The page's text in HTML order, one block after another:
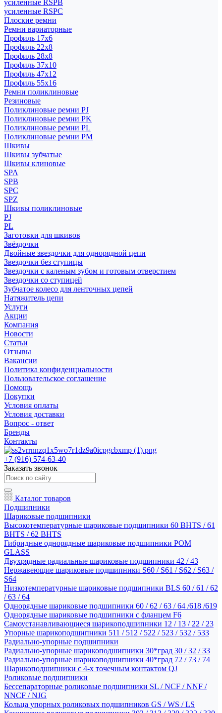
усиленные RSPB
усиленные RSPC
Плоские ремни
Ремни вариаторные
Профиль 17x6
Профиль 22x8
Профиль 28x8
Профиль 37x10
Профиль 47x12
Профиль 55x16
Ремни поликлиновые
Резиновые
Поликлиновые ремни PJ
Поликлиновые ремни PK
Поликлиновые ремни PL
Поликлиновые ремни PM
Шкивы
Шкивы зубчатые
Шкивы клиновые
SPA
SPB
SPC
SPZ
Шкивы поликлиновые
PJ
PL
Заготовки для шкивов
Звёздочки
Двойные звездочки для однорядной цепи
Звездочки без ступицы
Звездочки с каленым зубом и готовым отверстием
Звездочки со ступицей
Зубчатое колесо для ленточных цепей
Натяжитель цепи
Услуги
Акции
Компания
Новости
Статьи
Отзывы
Вакансии
Политика конфиденциальности
Пользовательское соглашение
Помощь
Покупки
Условия оплаты
Условия доставки
Вопрос - ответ
Бренды
Контакты
+7 (916) 574-63-40
Заказать звонок
Каталог товаров
Подшипники
Шариковые подшипники
Высокотемпературные шариковые подшипники 60 BHTS / 61
BHTS / 62 BHTS
Гибридные однорядные шариковые подшипники POM
GLASS
Двухрядные радиальные шариковые подшипники 42 / 43
Нержавеющие шариковые подшипники S60 / S61 / S62 / S63 /
S64
Низкотемпературные шариковые подшипники BLS 60 / 61 / 62
/ 63 / 64
Однорядные шариковые подшипники 60 / 62 / 63 / 64 /618 /619
Однорядные шариковые подшипники с фланцем F6
Самоустанавливающиеся шарикоподшипники 12 / 13 / 22 / 23
Упорные шарикоподшипники 511 / 512 / 522 / 523 / 532 / 533
Радиально-упорные подшипники
Радиально-упорные шарикоподшипники 30*град 30 / 32 / 33
Радиально-упорные шарикоподшипники 40*град 72 / 73 / 74
Шарикоподшипники с 4-х точечным контактом QJ
Роликовые подшипники
Бессепараторные роликовые подшипники SL / NCF / NNF /
NNCF / NJG
Кольца упорных роликовых подшипников GS / WS / LS